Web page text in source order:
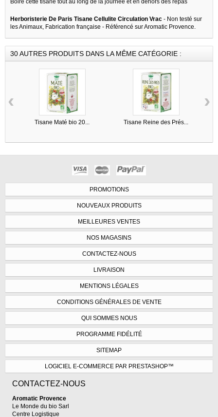
Boire cette tisane tout au long de la journée et en dehors des repas
Herboristerie De Paris Tisane Cellulite Circulation Vrac - Non testé sur
les Animaux, Fabrication française - Référencé sur Aromatic Provence.
30 AUTRES PRODUITS DANS LA MÊME CATÉGORIE :
Tisane Maté bio 20... Tisane Reine des Prés...
‹ ›
PROMOTIONS
NOUVEAUX PRODUITS
MEILLEURES VENTES
NOS MAGASINS
CONTACTEZ-NOUS
LIVRAISON
MENTIONS LÉGALES
CONDITIONS GÉNÉRALES DE VENTE
QUI SOMMES NOUS
PROGRAMME FIDÉLITÉ
SITEMAP
LOGICIEL E-COMMERCE PAR PRESTASHOP™
CONTACTEZ-NOUS
Aromatic Provence
Le Monde du bio Sarl
Centre Logistique